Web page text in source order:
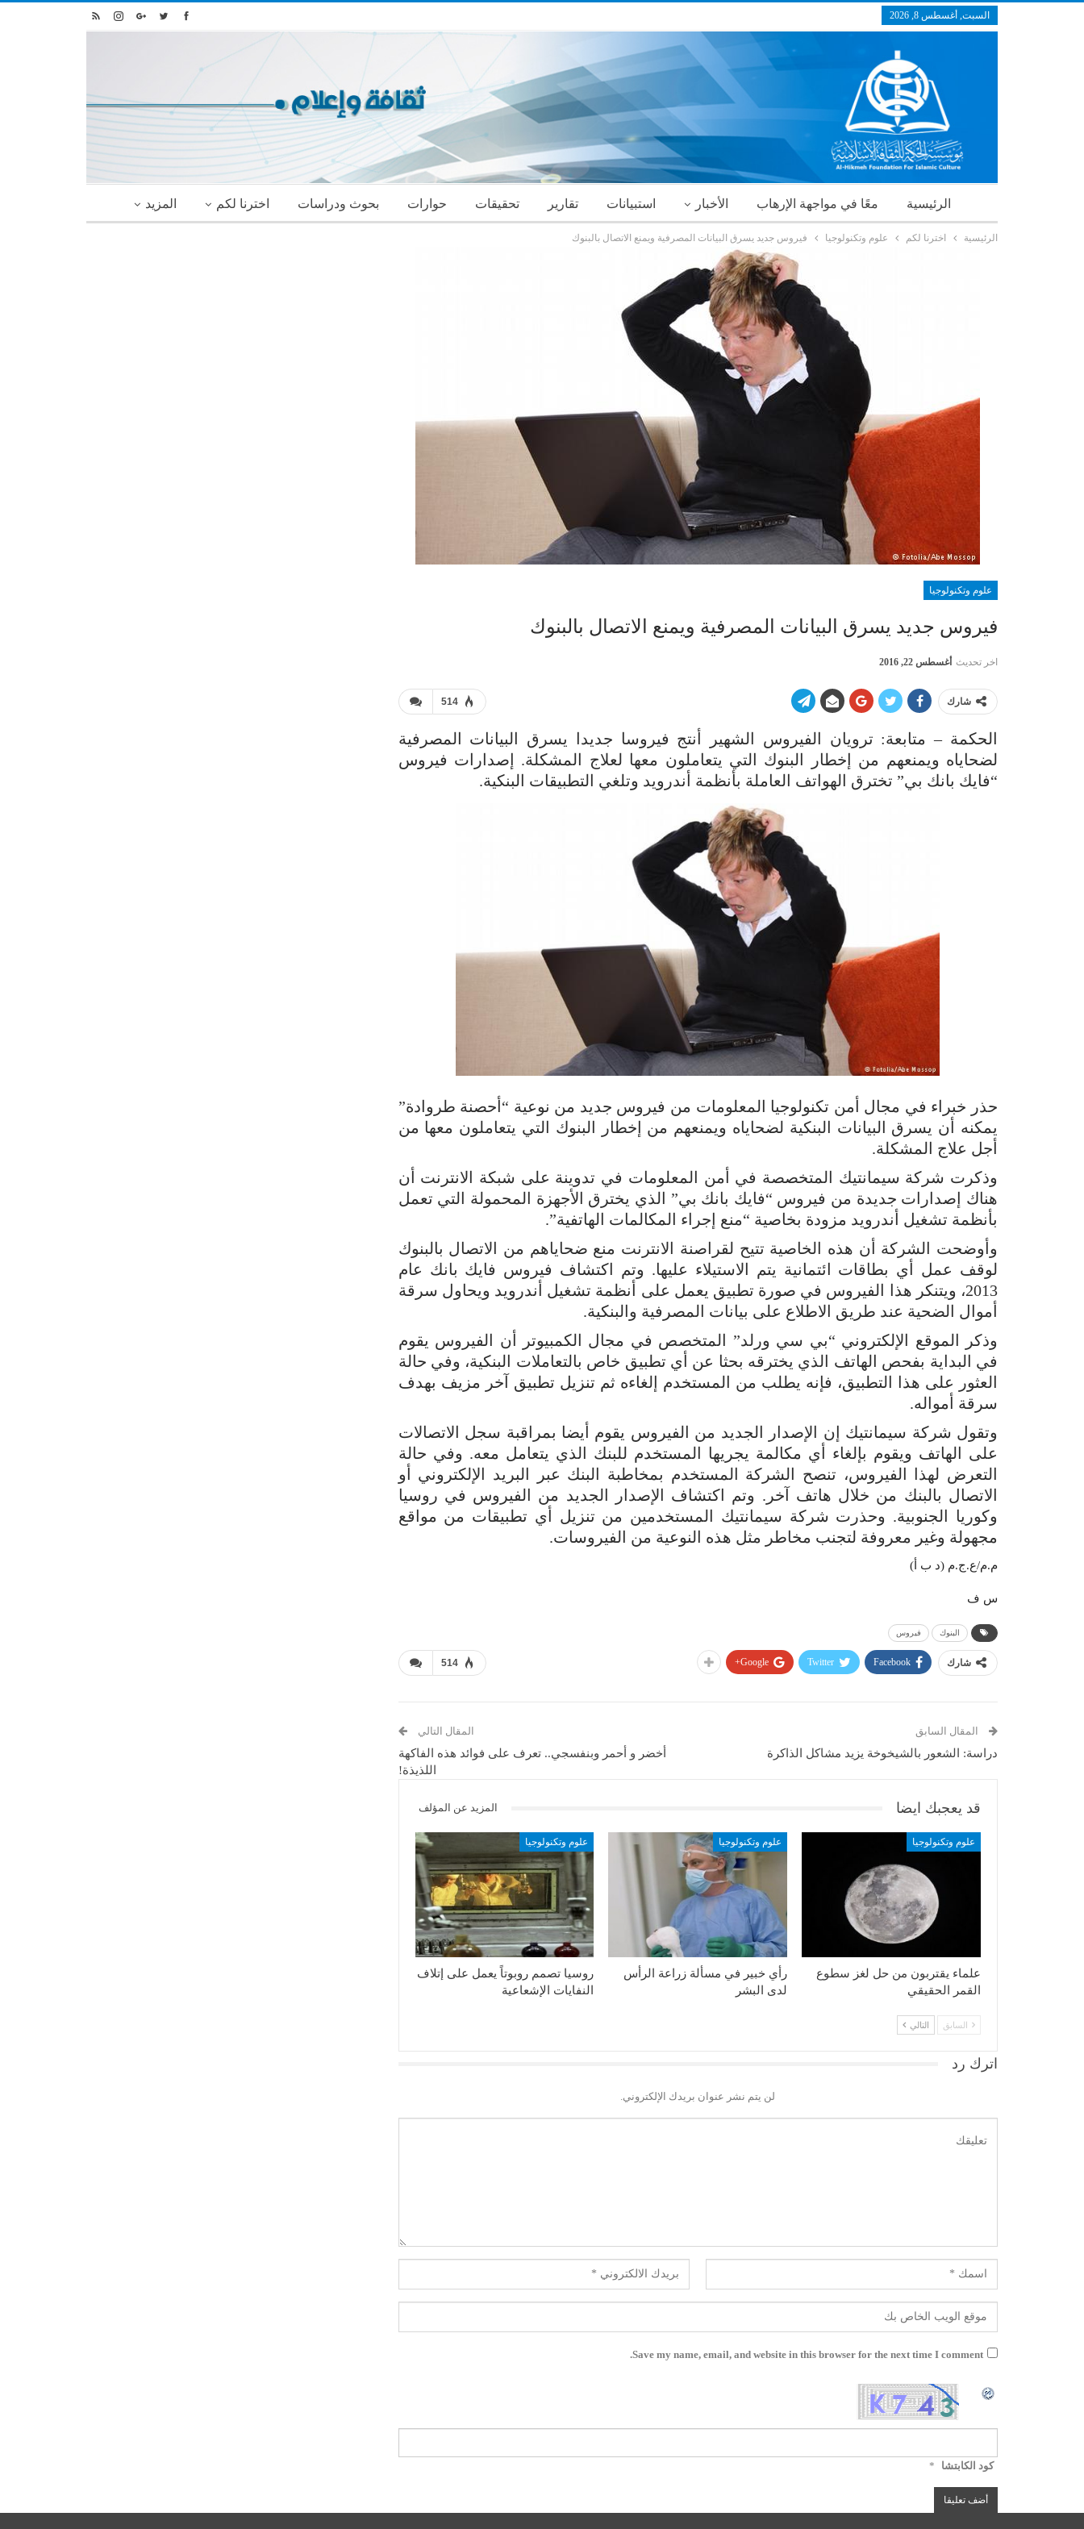
السبت, أغسطس 8, 2026
الرئيسية معًا في مواجهة الإرهاب الأخبار استبيانات تقارير تحقيقات حوارات بحوث ودراسات اخترنا لكم المزيد
الرئيسية اخترنا لكم علوم وتكنولوجيا فيروس جديد يسرق البيانات المصرفية ويمنع الاتصال بالبنوك
علوم وتكنولوجيا
فيروس جديد يسرق البيانات المصرفية ويمنع الاتصال بالبنوك
اخر تحديث أغسطس 22, 2016
514 شارك
الحكمة – متابعة: ترويان الفيروس الشهير أنتج فيروسا جديدا يسرق البيانات المصرفية
لضحاياه ويمنعهم من إخطار البنوك التي يتعاملون معها لعلاج المشكلة. إصدارات فيروس
“فايك بانك بي” تخترق الهواتف العاملة بأنظمة أندرويد وتلغي التطبيقات البنكية.
حذر خبراء في مجال أمن تكنولوجيا المعلومات من فيروس جديد من نوعية “أحصنة طروادة”
يمكنه أن يسرق البيانات البنكية لضحاياه ويمنعهم من إخطار البنوك التي يتعاملون معها من
أجل علاج المشكلة.
وذكرت شركة سيمانتيك المتخصصة في أمن المعلومات في تدوينة على شبكة الانترنت أن
هناك إصدارات جديدة من فيروس “فايك بانك بي” الذي يخترق الأجهزة المحمولة التي تعمل
بأنظمة تشغيل أندرويد مزودة بخاصية “منع إجراء المكالمات الهاتفية”.
وأوضحت الشركة أن هذه الخاصية تتيح لقراصنة الانترنت منع ضحاياهم من الاتصال بالبنوك
لوقف عمل أي بطاقات ائتمانية يتم الاستيلاء عليها. وتم اكتشاف فيروس فايك بانك عام
2013، ويتنكر هذا الفيروس في صورة تطبيق يعمل على أنظمة تشغيل أندرويد ويحاول سرقة
أموال الضحية عند طريق الاطلاع على بيانات المصرفية والبنكية.
وذكر الموقع الإلكتروني “بي سي ورلد” المتخصص في مجال الكمبيوتر أن الفيروس يقوم
في البداية بفحص الهاتف الذي يخترقه بحثا عن أي تطبيق خاص بالتعاملات البنكية، وفي حالة
العثور على هذا التطبيق، فإنه يطلب من المستخدم إلغاءه ثم تنزيل تطبيق آخر مزيف بهدف
سرقة أمواله.
وتقول شركة سيمانتيك إن الإصدار الجديد من الفيروس يقوم أيضا بمراقبة سجل الاتصالات
على الهاتف ويقوم بإلغاء أي مكالمة يجريها المستخدم للبنك الذي يتعامل معه. وفي حالة
التعرض لهذا الفيروس، تنصح الشركة المستخدم بمخاطبة البنك عبر البريد الإلكتروني أو
الاتصال بالبنك من خلال هاتف آخر. وتم اكتشاف الإصدار الجديد من الفيروس في روسيا
وكوريا الجنوبية. وحذرت شركة سيمانتيك المستخدمين من تنزيل أي تطبيقات من مواقع
مجهولة وغير معروفة لتجنب مخاطر مثل هذه النوعية من الفيروسات.
م.م/ع.ج.م (د ب أ)
س ف
البنوك فيروس
514 شارك Facebook
Twitter
Google+
المقال السابق
دراسة: الشعور بالشيخوخة يزيد مشاكل الذاكرة
المقال التالي
أخضر و أحمر وبنفسجي.. تعرف على فوائد هذه الفاكهة
اللذيذة!
قد يعجبك ايضا المزيد عن المؤلف
علوم وتكنولوجيا
علماء يقتربون من حل لغز سطوع
القمر الحقيقي
علوم وتكنولوجيا
رأي خبير في مسألة زراعة الرأس
لدى البشر
علوم وتكنولوجيا
روسيا تصمم روبوتاً يعمل على إتلاف
النفايات الإشعاعية
السابق التالي
اترك رد
لن يتم نشر عنوان بريدك الإلكتروني.
Save my name, email, and website in this browser for the next time I comment.
كود الكابتشا *